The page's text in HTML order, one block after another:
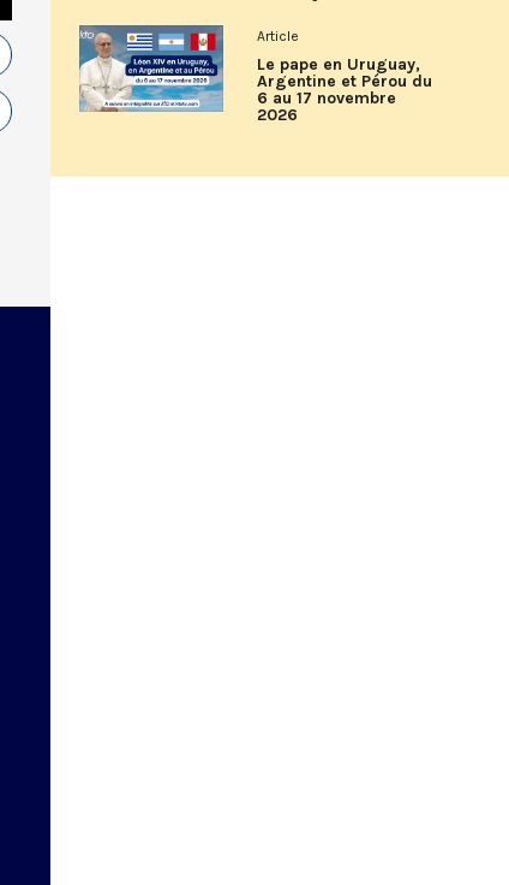
Article
Le pape en Uruguay,
Argentine et Pérou du
6 au 17 novembre
2026